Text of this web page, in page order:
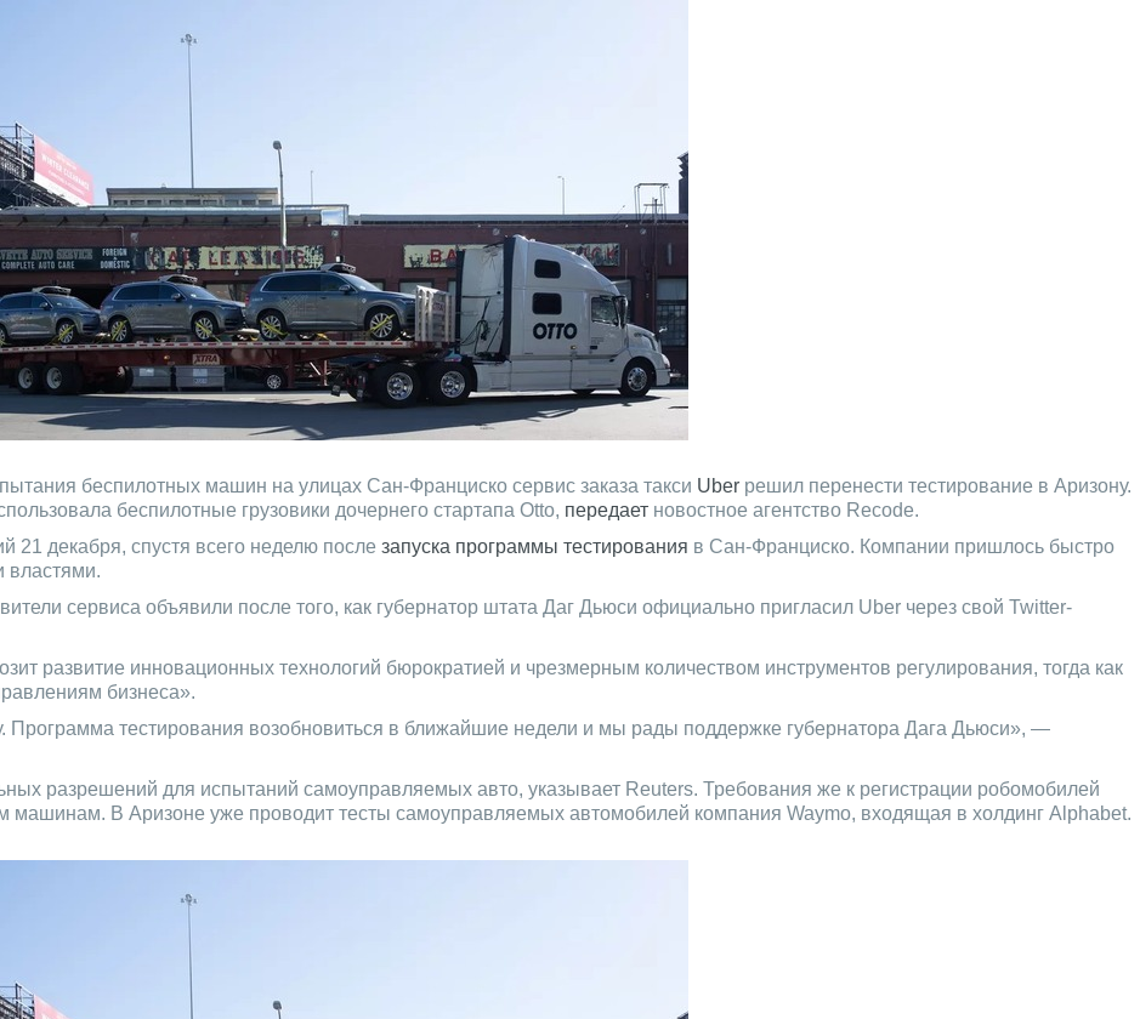
беспилотных машин на улицах Сан-Франциско сервис заказа такси Uber решил перенести тестирование в Аризону.
беспилотные грузовики дочернего стартапа Otto, передает новостное агентство Recode.
21 декабря, спустя всего неделю после запуска программы тестирования в Сан-Франциско. Компании пришлось быстро
властями.
сервиса объявили после того, как губернатор штата Даг Дьюси официально пригласил Uber через свой Twitter-
развитие инновационных технологий бюрократией и чрезмерным количеством инструментов регулирования, тогда как
бизнеса».
Программа тестирования возобновиться в ближайшие недели и мы рады поддержке губернатора Дага Дьюси», —
разрешений для испытаний самоуправляемых авто, указывает Reuters. Требования же к регистрации робомобилей
машинам. В Аризоне уже проводит тесты самоуправляемых автомобилей компания Waymo, входящая в холдинг Alphabet.